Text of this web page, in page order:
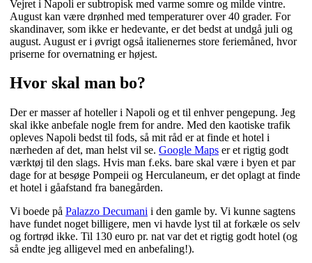
Vejret i Napoli er subtropisk med varme somre og milde vintre.
August kan være drønhed med temperaturer over 40 grader. For
skandinaver, som ikke er hedevante, er det bedst at undgå juli og
august. August er i øvrigt også italienernes store feriemåned, hvor
priserne for overnatning er højest.
Hvor skal man bo?
Der er masser af hoteller i Napoli og et til enhver pengepung. Jeg
skal ikke anbefale nogle frem for andre. Med den kaotiske trafik
opleves Napoli bedst til fods, så mit råd er at finde et hotel i
nærheden af det, man helst vil se. Google Maps er et rigtig godt
værktøj til den slags. Hvis man f.eks. bare skal være i byen et par
dage for at besøge Pompeii og Herculaneum, er det oplagt at finde
et hotel i gåafstand fra banegården.
Vi boede på Palazzo Decumani i den gamle by. Vi kunne sagtens
have fundet noget billigere, men vi havde lyst til at forkæle os selv
og fortrød ikke. Til 130 euro pr. nat var det et rigtig godt hotel (og
så endte jeg alligevel med en anbefaling!).